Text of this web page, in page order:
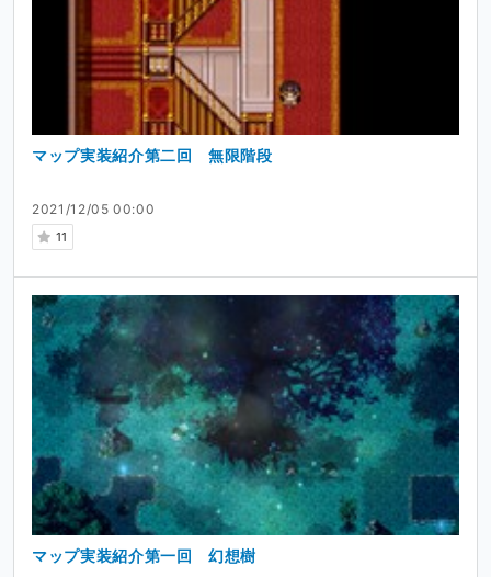
探偵事務所
2021/12/05 00:00
11
マップ実装紹介第二回 無限階段
マップ実装紹介第一回 幻想樹